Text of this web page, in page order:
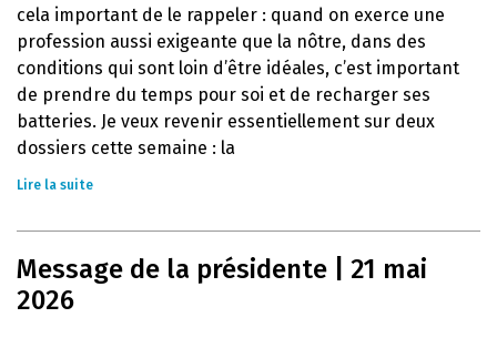
cela important de le rappeler : quand on exerce une
profession aussi exigeante que la nôtre, dans des
conditions qui sont loin d’être idéales, c’est important
de prendre du temps pour soi et de recharger ses
batteries. Je veux revenir essentiellement sur deux
dossiers cette semaine : la
Lire la suite
Message de la présidente | 21 mai
2026